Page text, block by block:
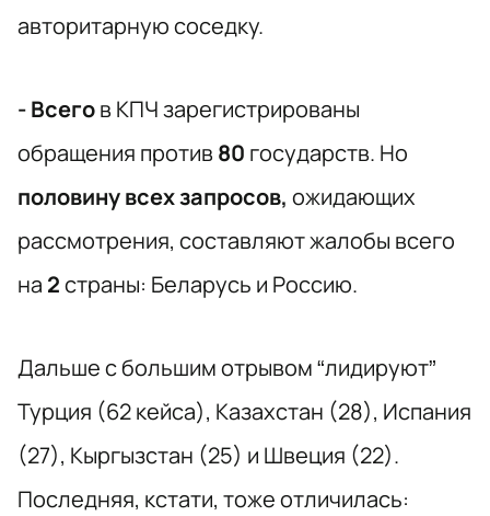
авторитарную соседку.
- Всегов КПЧ зарегистрированы
обращения против 80 государств. Но
половину всех запросов, ожидающих
рассмотрения, составляют жалобы всего
на 2страны: Беларусь и Россию.
Дальше с большим отрывом “лидируют”
Турция (62 кейса), Казахстан (28), Испания
(27), Кыргызстан (25) и Швеция (22).
Последняя, кстати, тоже отличилась: